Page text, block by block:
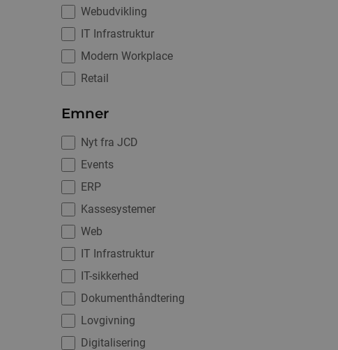
Webudvikling
IT Infrastruktur
Modern Workplace
Retail
Emner
Nyt fra JCD
Events
ERP
Kassesystemer
Web
IT Infrastruktur
IT-sikkerhed
Dokumenthåndtering
Lovgivning
Digitalisering